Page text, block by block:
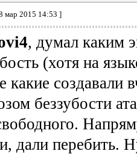
мар 2015 14:53 ]
, думал каким
(хотя на
какие создавали
беззубости
дали перебить.